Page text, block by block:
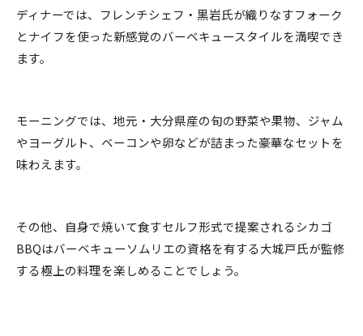
ディナーでは、フレンチシェフ・黒岩氏が織りなすフォーク
とナイフを使った新感覚のバーベキュースタイルを満喫でき
ます。
モーニングでは、地元・大分県産の旬の野菜や果物、ジャム
やヨーグルト、ベーコンや卵などが詰まった豪華なセットを
味わえます。
その他、自身で焼いて食すセルフ形式で提案されるシカゴ
BBQはバーベキューソムリエの資格を有する大城戸氏が監修
する極上の料理を楽しめることでしょう。